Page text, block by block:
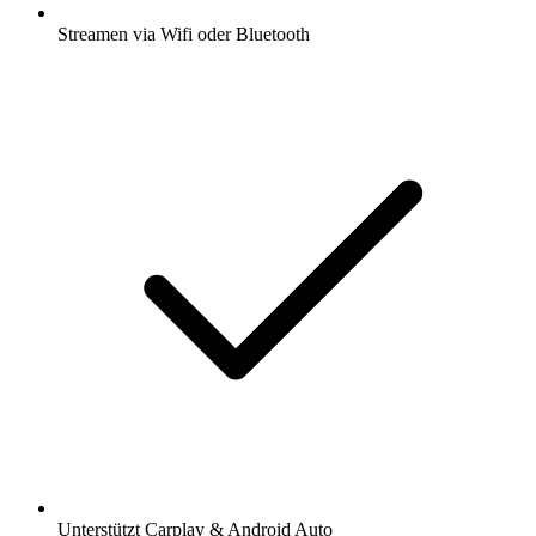
Streamen via Wifi oder Bluetooth
Unterstützt Carplay & Android Auto